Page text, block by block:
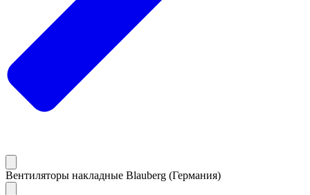
Вентиляторы накладные Blauberg (Германия)